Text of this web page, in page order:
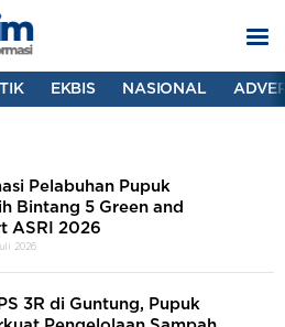
EKBIS NASIONAL
Pelabuhan Pupuk
Bintang 5 Green and
ASRI 2026
2026
3R di Guntung, Pupuk